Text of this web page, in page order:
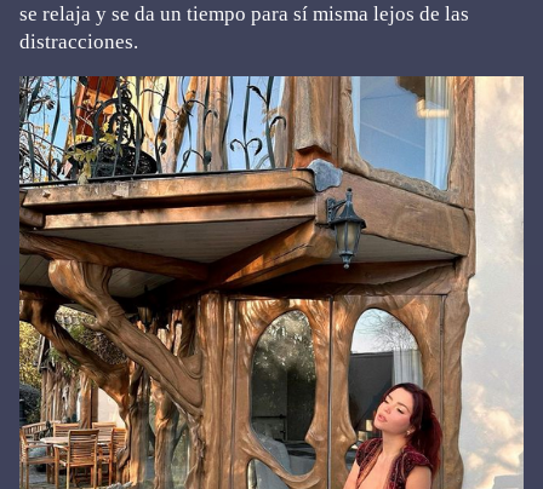
se relaja y se da un tiempo para sí misma lejos de las
distracciones.